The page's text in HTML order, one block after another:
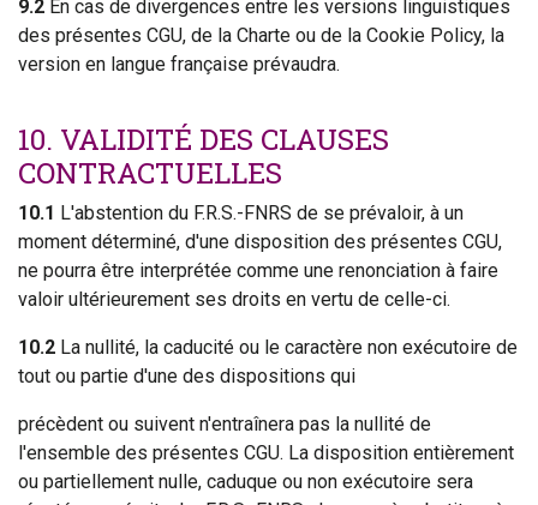
9.2 En cas de divergences entre les versions linguistiques
des présentes CGU, de la Charte ou de la Cookie Policy, la
version en langue française prévaudra.
10. VALIDITÉ DES CLAUSES
CONTRACTUELLES
10.1 L'abstention du F.R.S.-FNRS de se prévaloir, à un
moment déterminé, d'une disposition des présentes CGU,
ne pourra être interprétée comme une renonciation à faire
valoir ultérieurement ses droits en vertu de celle-ci.
10.2 La nullité, la caducité ou le caractère non exécutoire de
tout ou partie d'une des dispositions qui
précèdent ou suivent n'entraînera pas la nullité de
l'ensemble des présentes CGU. La disposition entièrement
ou partiellement nulle, caduque ou non exécutoire sera